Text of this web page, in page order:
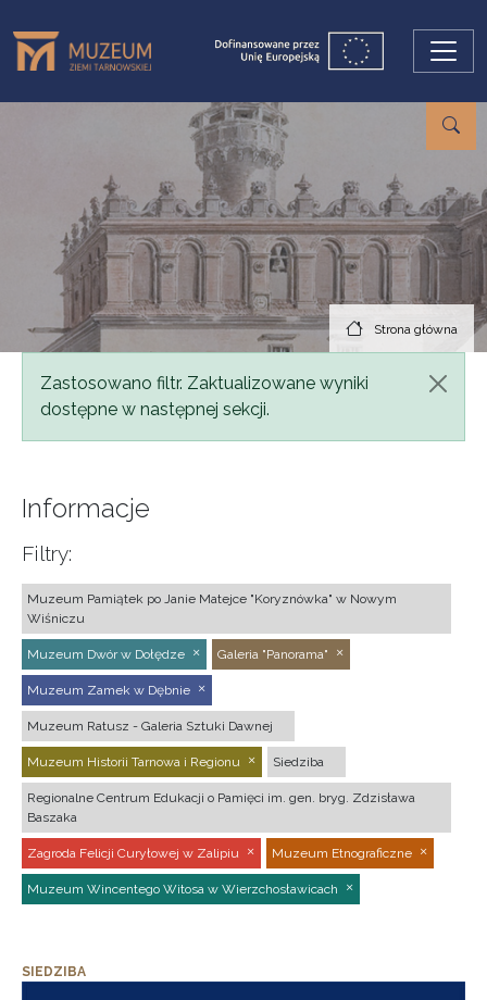
Strona główna
Komunikat
Zastosowano filtr. Zaktualizowane wyniki
dostępne w następnej sekcji.
Informacje
Filtry:
Muzeum Pamiątek po Janie Matejce "Koryznówka" w Nowym
Wiśniczu
Muzeum Dwór w Dołędze Galeria "Panorama"
Muzeum Zamek w Dębnie
Muzeum Ratusz - Galeria Sztuki Dawnej
Muzeum Historii Tarnowa i Regionu Siedziba
Regionalne Centrum Edukacji o Pamięci im. gen. bryg. Zdzisława
Baszaka
Zagroda Felicji Curyłowej w Zalipiu Muzeum Etnograficzne
Muzeum Wincentego Witosa w Wierzchosławicach
SIEDZIBA